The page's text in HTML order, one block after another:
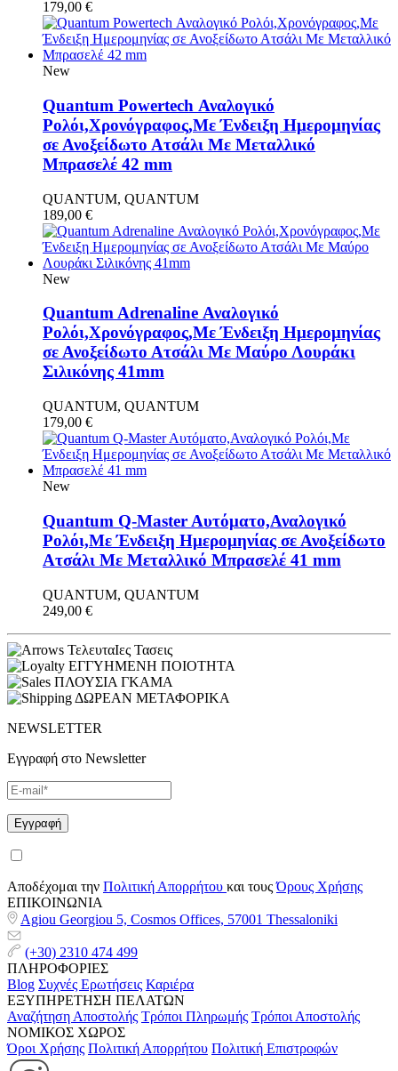
179,00 €
New
Quantum Powertech Αναλογικό
Ρολόι,Χρονόγραφος,Με Ένδειξη Ημερομηνίας
σε Ανοξείδωτο Ατσάλι Με Μεταλλικό
Μπρασελέ 42 mm
QUANTUM, QUANTUM
189,00 €
New
Quantum Adrenaline Αναλογικό
Ρολόι,Χρονόγραφος,Με Ένδειξη Ημερομηνίας
σε Ανοξείδωτο Ατσάλι Με Μαύρο Λουράκι
Σιλικόνης 41mm
QUANTUM, QUANTUM
179,00 €
New
Quantum Q-Master Aυτόματο,Αναλογικό
Ρολόι,Με Ένδειξη Ημερομηνίας σε Ανοξείδωτο
Ατσάλι Με Μεταλλικό Μπρασελέ 41 mm
QUANTUM, QUANTUM
249,00 €
ΤελευταΙες Τασεις
ΕΓΓΥΗΜΕΝΗ ΠΟΙΟΤΗΤΑ
ΠΛΟΥΣΙΑ ΓΚΑΜΑ
ΔΩΡΕΑΝ ΜΕΤΑΦΟΡΙΚΑ
NEWSLETTER
Εγγραφή στο Newsletter
Αποδέχομαι την Πολιτική Απορρήτου και τουςΌρους Χρήσης
ΕΠΙΚΟΙΝΩΝΙΑ
Agiou Georgiou 5, Cosmos Offices, 57001 Thessaloniki
(+30) 2310 474 499
ΠΛΗΡΟΦΟΡΙΕΣ
Blog Συχνές Ερωτήσεις Καριέρα
ΕΞΥΠΗΡΕΤΗΣΗ ΠΕΛΑΤΩΝ
Αναζήτηση Αποστολής Τρόποι Πληρωμής Τρόποι Αποστολής
ΝΟΜΙΚΟΣ ΧΩΡΟΣ
Όροι Χρήσης Πολιτική Απορρήτου Πολιτική Επιστροφών